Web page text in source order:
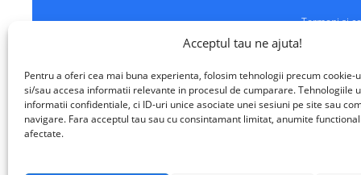
Acceptul tau ne ajuta!
Pentru a oferi cea mai buna experienta, folosim tehnologii precum cookie-
si/sau accesa informatii relevante in procesul de cumparare. Tehnologiile
informatii confidentiale, ci ID-uri unice asociate unei sesiuni pe site sau
navigare. Fara acceptul tau sau cu consintamant limitat, anumite
afectate.
Echipamente Electrice Termeni si
Contul meu
Contact